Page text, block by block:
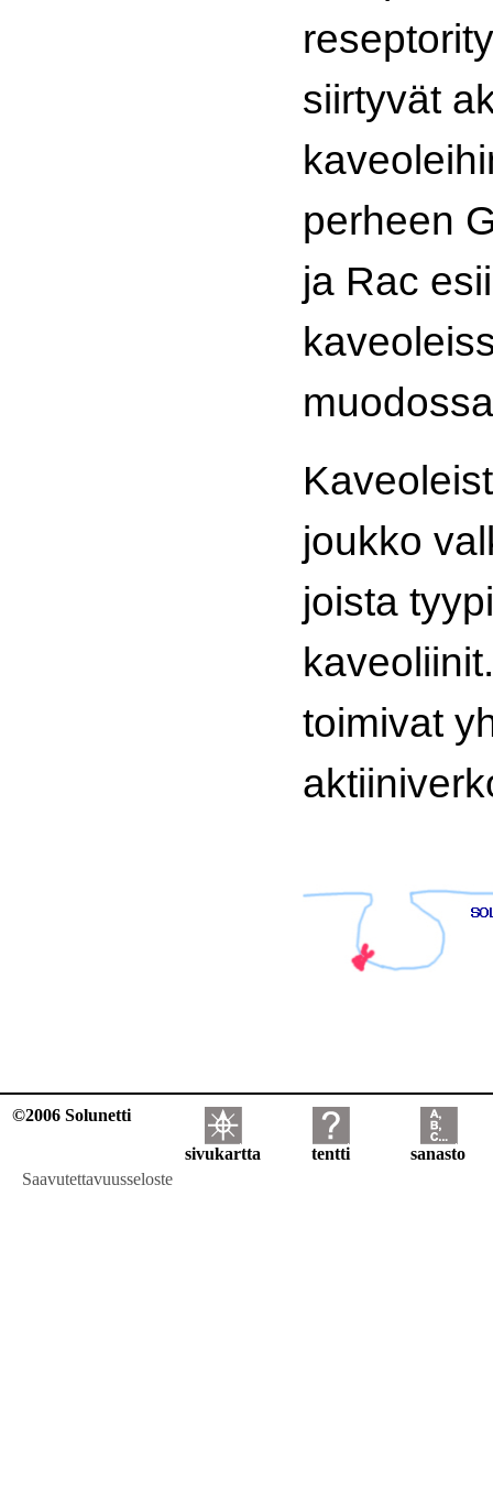
siirtyvät
perheen
ja Rac
joukko
joista
toimivat
©2006 Solunetti
sivukartta tentti
sanasto
Saavutettavuusseloste